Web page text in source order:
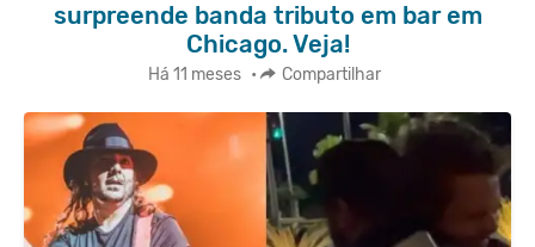
surpreende banda tributo em bar em
Chicago. Veja!
Há 11 meses • Compartilhar